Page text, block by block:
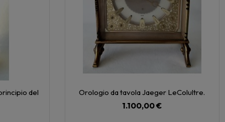
del
Orologio da tavola Jaeger LeColultre.
1.100,00 €